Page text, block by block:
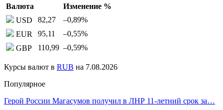
Валюта
Изменение %
USD
82,27 –0,89%
EUR
95,11 –0,55%
GBP
110,99 –0,59%
Курсы валют в RUB на 7.08.2026
Популярное
Герой России Магасумов получил в ЛНР 11-летний срок за…